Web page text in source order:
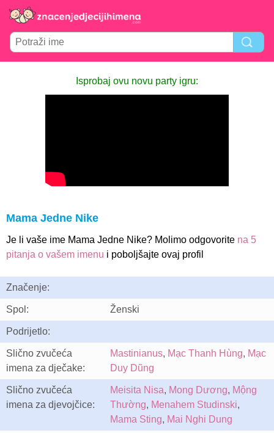
Isprobaj ovu novu party igru:
Mama Jedne Nike
Je li vaše ime Mama Jedne Nike? Molimo odgovorite na 5
pitanja o vašem imenu i poboljšajte ovaj profil
Značenje:
Spol: Ženski
Podrijetlo:
Slično zvučeća
imena za dječake:
Mastinianus, Mạc Thanh Hùng, Mạc
Duy Dũng
Slično zvučeća
imena za djevojčice:
Meisita Nisa, Mong Dương, Mộng
Thường, Menahem Studinski,
Mama Sting, Mai Nghi Dung